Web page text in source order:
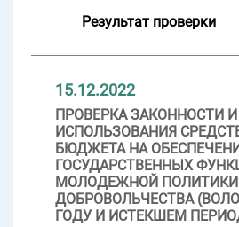
Результат проверки
15.12.2022
ПРОВЕРКА ЗАКОННОСТИ
ИСПОЛЬЗОВАНИЯ
БЮДЖЕТА НА
ГОСУДАРСТВЕННЫХ
МОЛОДЕЖНОЙ
ДОБРОВОЛЬЧЕСТВА
ГОДУ И ИСТЕКШЕМ